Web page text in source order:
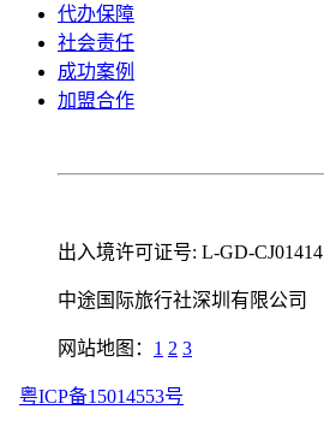
代办保障
社会责任
成功案例
加盟合作
出入境许可证号: L-GD-CJ01414
中途国际旅行社深圳有限公司
网站地图： 1 2 3
粤ICP备15014553号